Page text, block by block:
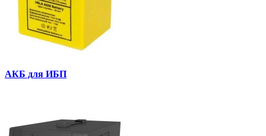
АКБ для ИБП